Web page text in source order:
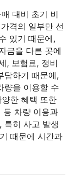
대비 초기 비
격의 일부만 선
있기 때문에,
금을 다른 곳에
, 보험료, 정비
담하기 때문에,
량을 이용할 수
한 혜택 또한
등 차량 이용과
특히 사고 발생
때문에 시간과